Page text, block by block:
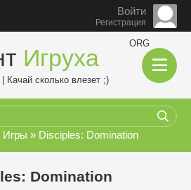
Войти
Регистрация
Игруха
ORG
сколько влезет ;)
Игры » Disciples: Domination
Domination